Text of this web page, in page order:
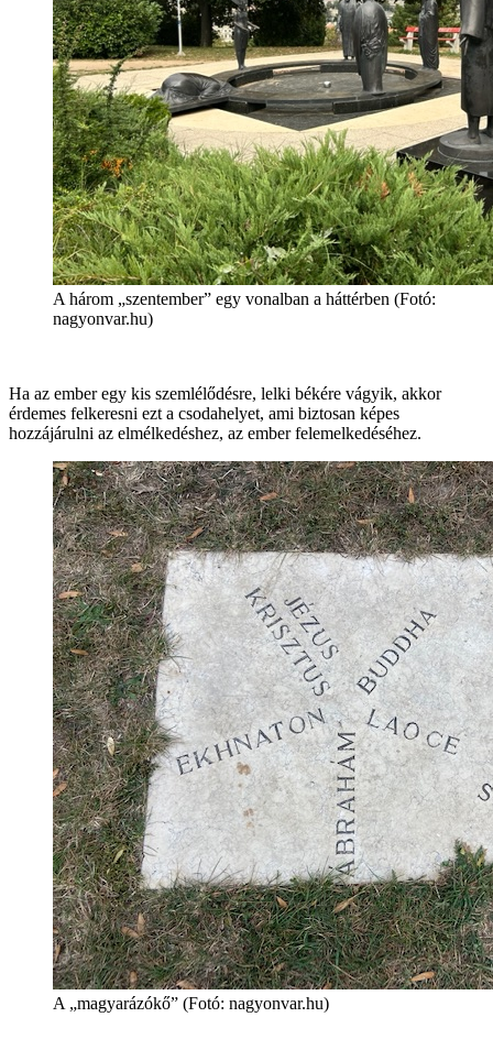
A három „szentember” egy vonalban a háttérben (Fotó:
nagyonvar.hu)
Ha az ember egy kis szemlélődésre, lelki békére vágyik, akkor
érdemes felkeresni ezt a csodahelyet, ami biztosan képes
hozzájárulni az elmélkedéshez, az ember felemelkedéséhez.
A „magyarázókő” (Fotó: nagyonvar.hu)